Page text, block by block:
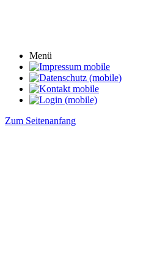
Menü
Zum Seitenanfang